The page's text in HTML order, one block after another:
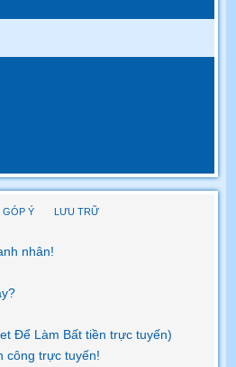
GÓP Ý LƯU TRỮ
nhân!
Để Làm Bất tiền trực tuyến)
công trực tuyến!